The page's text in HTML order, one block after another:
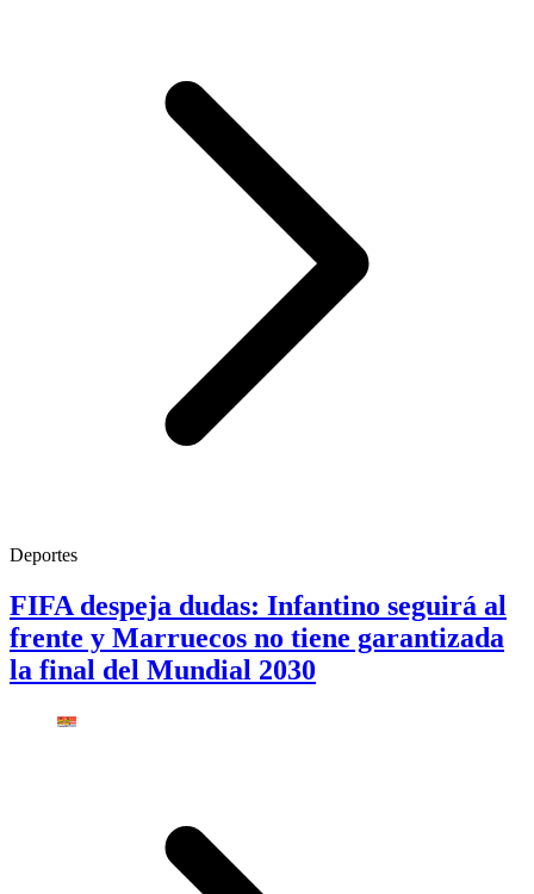
Deportes
FIFA despeja dudas: Infantino seguirá al
frente y Marruecos no tiene garantizada
la final del Mundial 2030